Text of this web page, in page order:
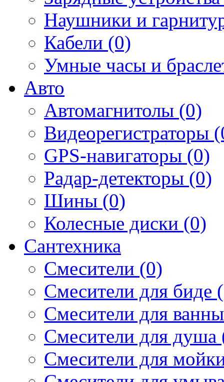
Наушники и
Кабели (0)
Умные часы и
Авто
Автомагнитолы (0)
Видеорегистраторы
GPS-навигаторы (0)
Радар-детекторы (0)
Шины (0)
Колесные диски (0)
Сантехника
Смесители (0)
Смесители для биде
Смесители для
Смесители для душа
Смесители для